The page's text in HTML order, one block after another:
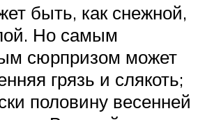
быть, как снежной,
Но самым
сюрпризом может
грязь и слякоть;
половину весенней